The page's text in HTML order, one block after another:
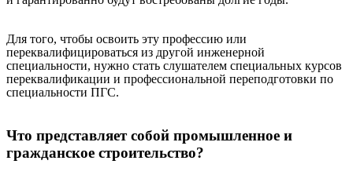
Для того, чтобы освоить эту профессию или
переквалифицироваться из другой инженерной
специальности, нужно стать слушателем специальных курсов
переквалификации и профессиональной переподготовки по
специальности ПГС.
Что представляет собой промышленное и
гражданское строительство?